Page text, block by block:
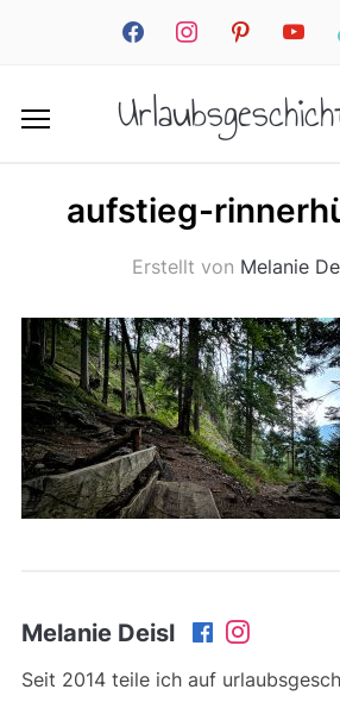
facebookinstagrampinterestyoutube
aufstieg-
Erstellt von Melanie
Melanie Deisl
Seit 2014 teile ich auf